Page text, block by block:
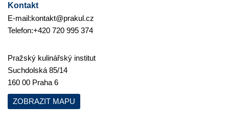
Kontakt
E-mail:kontakt@prakul.cz
Telefon:+420 720 995 374
Pražský kulinářský institut
Suchdolská 85/14
160 00 Praha 6
ZOBRAZIT MAPU